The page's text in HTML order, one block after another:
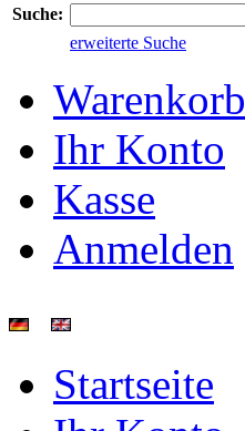
Suche:
erweiterte Suche
Warenkorb
Ihr Konto
Kasse
Anmelden
Startseite